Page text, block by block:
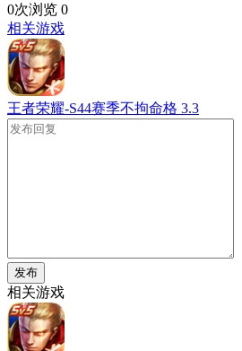
0次浏览 0
相关游戏
王者荣耀-S44赛季不拘命格 3.3
发布
相关游戏